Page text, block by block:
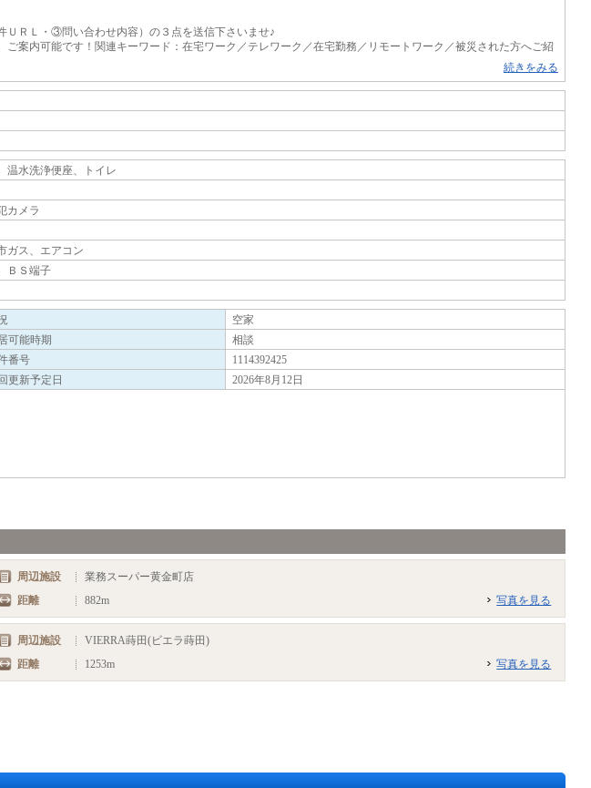
ＲＬ・③問い合わせ内容）の３点を送信下さいませ♪
案内可能です！関連キーワード：在宅ワーク／テレワーク／在宅勤務／リモートワーク／被災された方へご紹
類や日用品の収納に重宝します。室内設備は浴室乾燥機・洗面所独立などが揃っているので、快適に過ごしやす
など充実しているので安心して生活できます。共用部には宅配ボックスが備え付けられているため、家で何時
きるマンションです。あると使い勝手がよく利便性が高いのが敷地内ごみ置き場です
続きをみる
温水洗浄便座、トイレ
カメラ
ガス、エアコン
ＢＳ端子
空家
可能時期
相談
番号
1114392425
更新予定日
2026年8月12日
周辺施設
業務スーパー黄金町店
距離
882m 写真を見る
周辺施設
VIERRA蒔田(ビエラ蒔田)
距離
1253m 写真を見る